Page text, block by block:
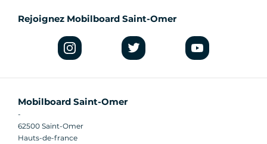
Rejoignez Mobilboard Saint-Omer
Mobilboard Saint-Omer
-
62500 Saint-Omer
Hauts-de-france